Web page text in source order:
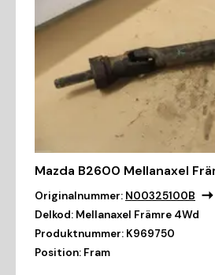
Mazda B2600 Mellanaxel
Originalnummer: N00325100B
Delkod: Mellanaxel Främre 4Wd
Produktnummer: K969750
Position: Fram